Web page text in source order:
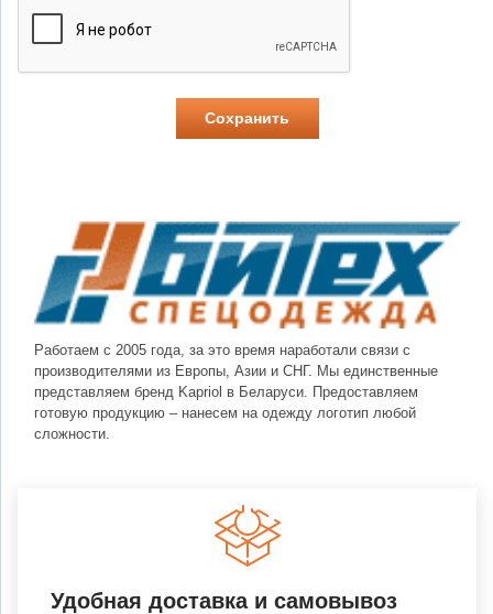
Работаем с 2005 года, за это время наработали связи с
производителями из Европы, Азии и СНГ. Мы единственные
представляем бренд Kapriol в Беларуси. Предоставляем
готовую продукцию – нанесем на одежду логотип любой
сложности.
Удобная доставка и самовывоз